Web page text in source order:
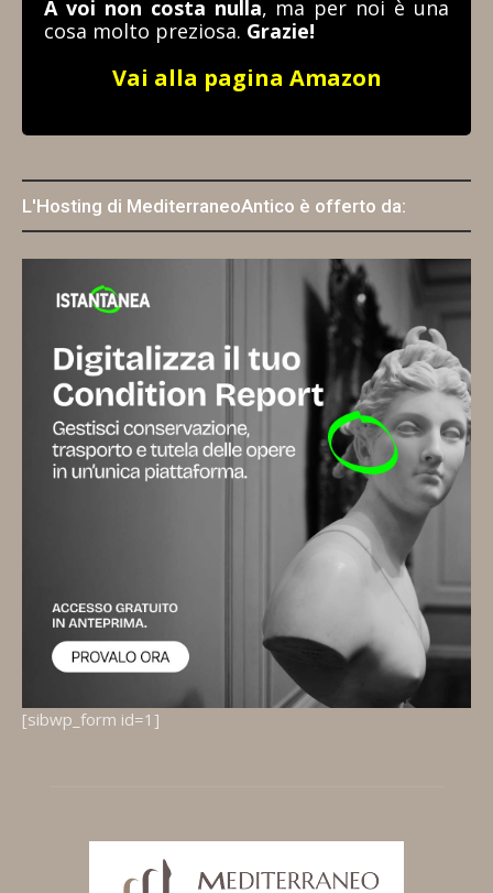
A voi non costa nulla, ma per noi è una
cosa molto preziosa. Grazie!
Vai alla pagina Amazon
L'Hosting di MediterraneoAntico è offerto da:
[sibwp_form id=1]